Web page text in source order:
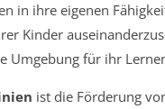
in ihre eigenen
Kinder
Umgebung für ihr
ist die Förderung